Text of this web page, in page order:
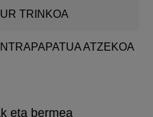
TRINKOA
ATZEKOA
eta bermea